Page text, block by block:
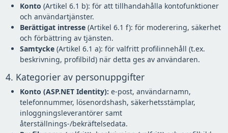
Konto (Artikel 6.1 b): för att tillhandahålla kontofunktioner
och användartjänster.
Berättigat intresse(Artikel 6.1 f): för moderering, säkerhet
och förbättring av tjänsten.
Samtycke(Artikel 6.1 a): för valfritt profilinnehåll (t.ex.
beskrivning, profilbild) när detta ges av användaren.
4. Kategorier av personuppgifter
Konto (ASP.NET Identity): e-post, användarnamn,
telefonnummer, lösenordshash, säkerhetsstämplar,
inloggningsleverantörer samt
återställnings-/bekräftelsedata.